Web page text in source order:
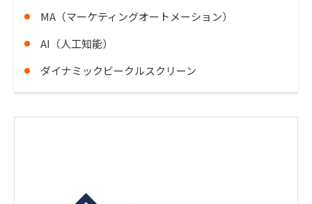
MA（マーケティングオートメーション）
AI（人工知能）
ダイナミックビークルスクリーン